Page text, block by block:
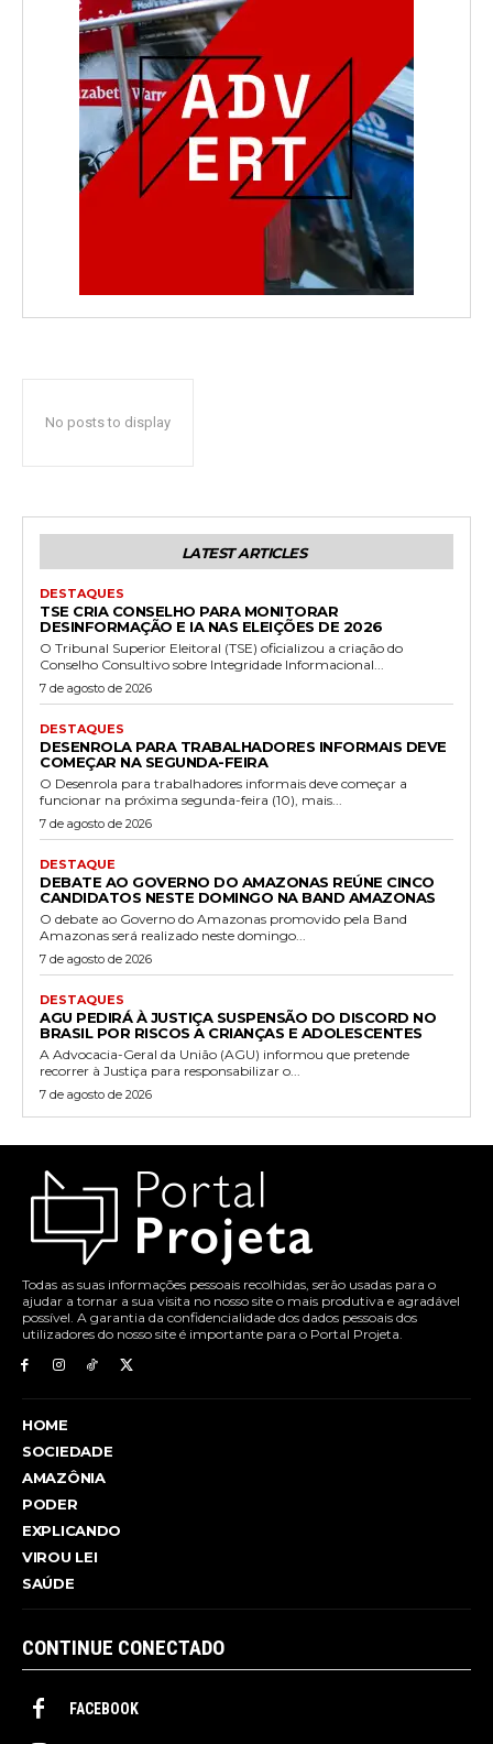
No posts to display
LATEST ARTICLES
DESTAQUES
TSE CRIA CONSELHO PARA MONITORAR
DESINFORMAÇÃO E IA NAS ELEIÇÕES DE 2026
O Tribunal Superior Eleitoral (TSE) oficializou a criação do
Conselho Consultivo sobre Integridade Informacional...
7 de agosto de 2026
DESTAQUES
DESENROLA PARA TRABALHADORES INFORMAIS DEVE
COMEÇAR NA SEGUNDA-FEIRA
O Desenrola para trabalhadores informais deve começar a
funcionar na próxima segunda-feira (10), mais...
7 de agosto de 2026
DESTAQUE
DEBATE AO GOVERNO DO AMAZONAS REÚNE CINCO
CANDIDATOS NESTE DOMINGO NA BAND AMAZONAS
O debate ao Governo do Amazonas promovido pela Band
Amazonas será realizado neste domingo...
7 de agosto de 2026
DESTAQUES
AGU PEDIRÁ À JUSTIÇA SUSPENSÃO DO DISCORD NO
BRASIL POR RISCOS A CRIANÇAS E ADOLESCENTES
A Advocacia-Geral da União (AGU) informou que pretende
recorrer à Justiça para responsabilizar o...
7 de agosto de 2026
Todas as suas informações pessoais recolhidas, serão usadas para o
ajudar a tornar a sua visita no nosso site o mais produtiva e agradável
possível. A garantia da confidencialidade dos dados pessoais dos
utilizadores do nosso site é importante para o Portal Projeta.
HOME
SOCIEDADE
AMAZÔNIA
PODER
EXPLICANDO
VIROU LEI
SAÚDE
CONTINUE CONECTADO
FACEBOOK